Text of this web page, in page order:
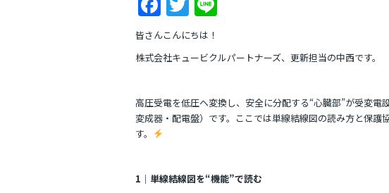
a
c
e
b
o
o
w
itt
er
e
皆さんこんにちは！
株式会社キュービクルパートナーズ、更新担当の中西です。
高圧受電を低圧へ変換し、安全に分配する“心臓部”が受変電
変成器・配電盤）です。ここでは単線結線図の読み方と保
す。
1｜単線結線図を“機能”で読む